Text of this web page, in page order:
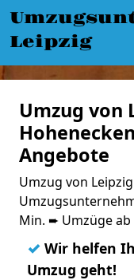
Leipzig
Umzug von
Angebote
Umzug von
Min. ➨ Umzüge ab
✓ Wir helfen
Umzug geht!